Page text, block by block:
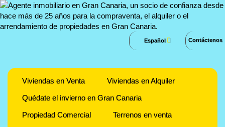
Contáctenos
Español
Viviendas en Venta
Viviendas en Alquiler
Quédate el invierno en Gran Canaria
Propiedad Comercial
Terrenos en venta